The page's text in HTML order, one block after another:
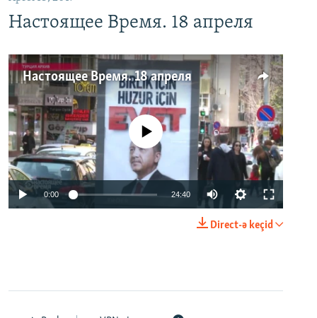
Настоящее Время. 18 апреля
Настоящее Время. 18 апреля
No media source currently available
0:00 24:40
Direct-ə keçid